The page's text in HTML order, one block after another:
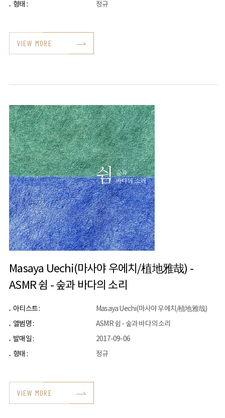
형태 :
정규
VIEW MORE
Masaya Uechi(마사야 우에치/植地雅哉) -
ASMR 쉼 - 숲과 바다의 소리
아티스트 :
Masaya Uechi(마사야 우에치/植地雅哉)
앨범명 :
ASMR 쉼 - 숲과 바다의 소리
발매일 :
2017-09-06
형태 :
정규
VIEW MORE